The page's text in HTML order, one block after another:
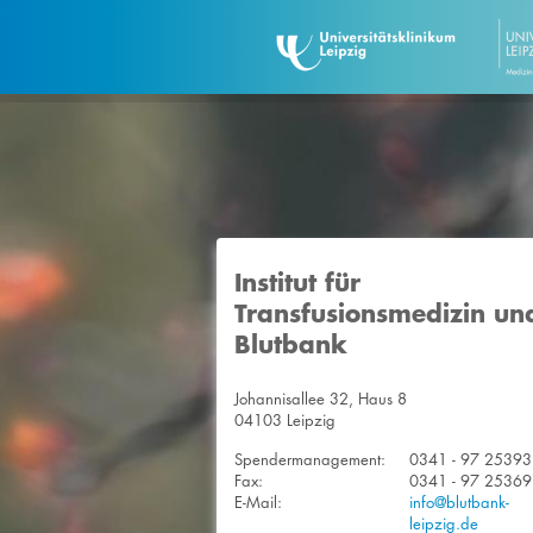
Institut für
Transfusionsmedizin
Blutbank
Johannisallee 32, Haus 8
04103 Leipzig
Spendermanagement:
0341 - 97 25393
Fax:
0341 - 97 25369
E-Mail:
info@blutbank-
leipzig.de